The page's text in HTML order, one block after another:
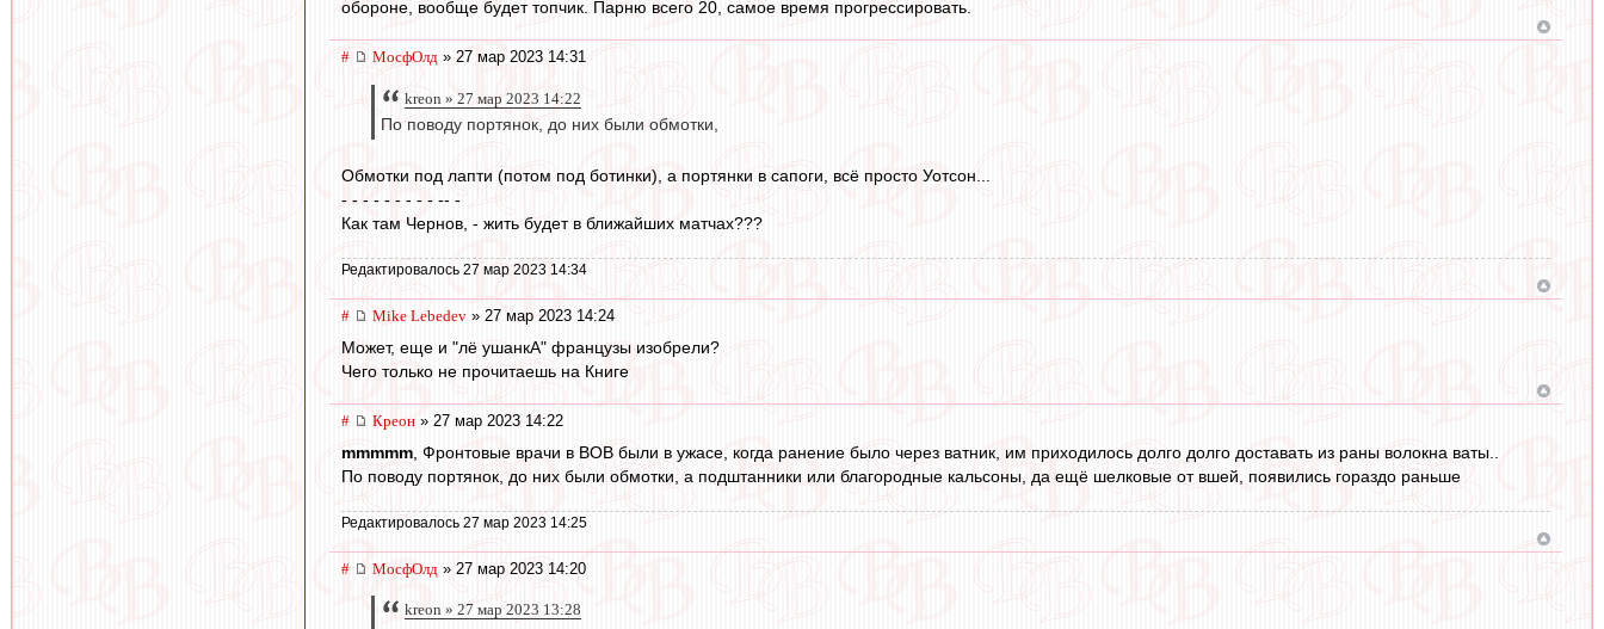
обороне, вообще будет топчик. Парню всего 20, самое время прогрессировать.
# МосфОлд » 27 мар 2023 14:31
kreon » 27 мар 2023 14:22
По поводу портянок, до них были обмотки,
Обмотки под лапти (потом под ботинки), а портянки в сапоги, всё просто Уотсон...
- - - - - - - - - -- -
Как там Чернов, - жить будет в ближайших матчах???
Редактировалось 27 мар 2023 14:34
# Mike Lebedev » 27 мар 2023 14:24
Может, еще и "лё ушанкА" французы изобрели?
Чего только не прочитаешь на Книге
# Креон » 27 мар 2023 14:22
mmmmm , Фронтовые врачи в ВОВ были в ужасе, когда ранение было через ватник, им приходилось долго долго доставать из раны волокна ваты..
По поводу портянок, до них были обмотки, а подштанники или благородные кальсоны, да ещё шелковые от вшей, появились гораздо раньше
Редактировалось 27 мар 2023 14:25
# МосфОлд » 27 мар 2023 14:20
kreon » 27 мар 2023 13:28